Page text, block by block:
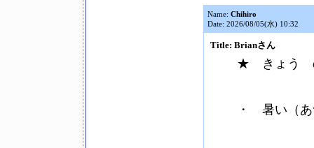
Name: Chihiro
Date: 2026/08/05(水) 10:32
Title: Brianさん
★ きょう
・ 暑い（